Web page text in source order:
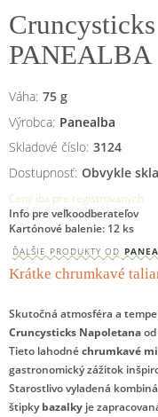
PANEALBA
Váha: 75 g
Výrobca: Panealba
Skladové číslo: 3124
Dostupnosť: Obvykle
Ceny iba pre registrovaných
Info pre veľkoodberateľov
Kartónové balenie: 12 ks
ĎALŠIE PRODUKTY OD
Krátke chrumkavé
Skutočná atmosféra a
Cruncysticks Napoletana
Tieto lahodnéchrumkavé
gastronomický zážitok
Starostlivo vyladená
štipkybazalky je